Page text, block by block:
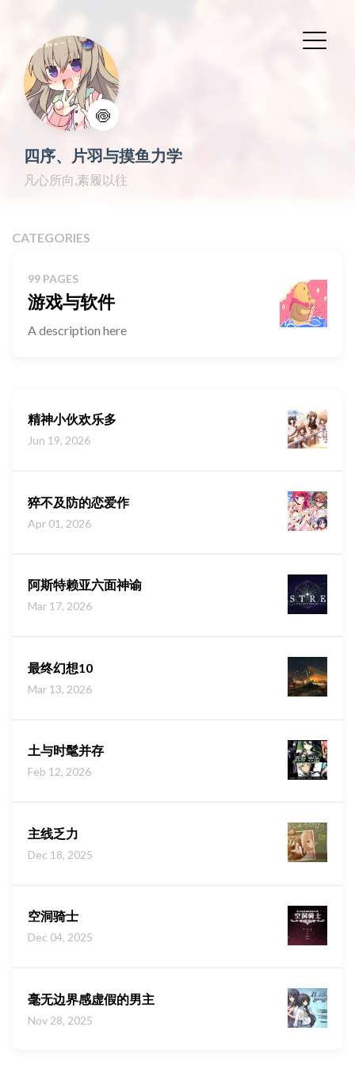
🍥
四序、片羽与摸鱼力学
凡心所向,素履以往
CATEGORIES
99 PAGES
游戏与软件
A description here
精神小伙欢乐多
Jun 19, 2026
猝不及防的恋爱作
Apr 01, 2026
阿斯特赖亚六面神谕
Mar 17, 2026
最终幻想10
Mar 13, 2026
土与时髦并存
Feb 12, 2026
主线乏力
Dec 18, 2025
空洞骑士
Dec 04, 2025
毫无边界感虚假的男主
Nov 28, 2025